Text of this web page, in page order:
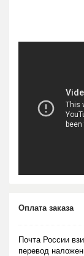
Оплата заказа
Почта России
перевод